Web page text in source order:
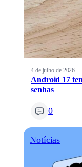
4 de julho de 2026
Android 17
senhas
0
Notícias